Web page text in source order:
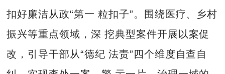
扣好廉洁从政“第一 粒扣子”。围绕医疗、乡村
振兴等重点领域，深 挖典型案件开展以案促
改，引导干部从“德纪 法责”四个维度自查自